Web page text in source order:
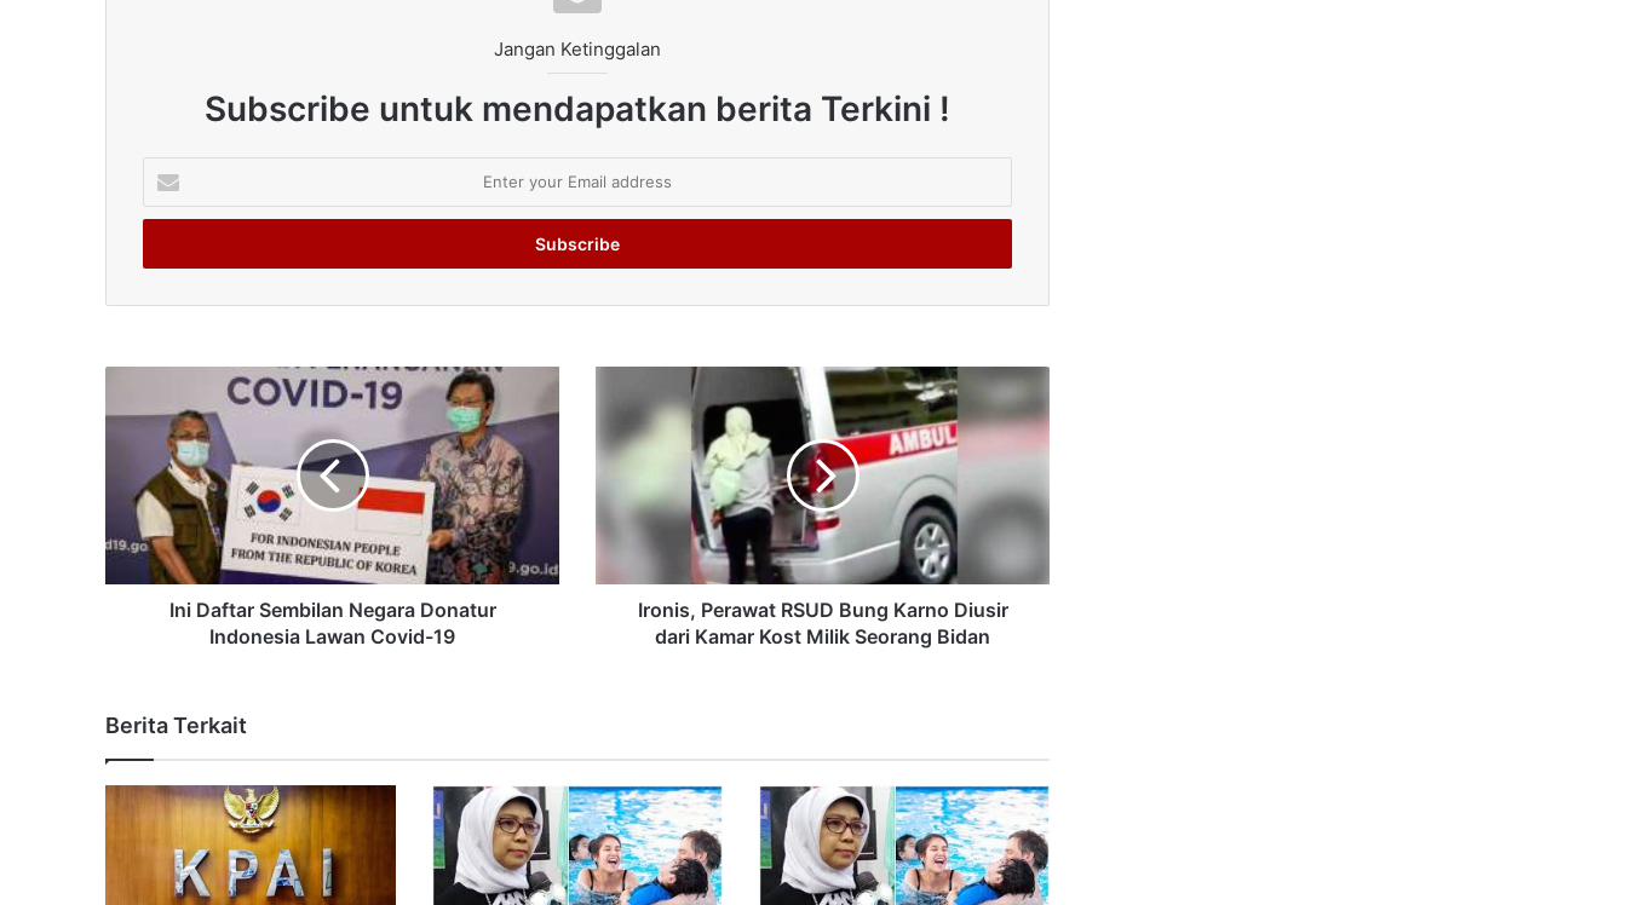
Jangan Ketinggalan
Subscribe untuk mendapatkan berita Terkini !
your
Email
Ini Daftar Sembilan Negara Donatur
Indonesia Lawan Covid-19
Ironis, Perawat RSUD Bung Karno Diusir
dari Kamar Kost Milik Seorang Bidan
Berita Terkait